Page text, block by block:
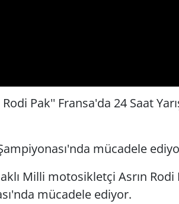
Pak'' Fransa'da 24 Saat
mücadele
Milli motosikletçi Asrın Rodi
mücadele ediyor.